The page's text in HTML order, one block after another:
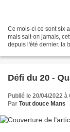
Ce mois-ci ce sont six
mais sait-on jamais,
depuis l'été dernier. la
Défi du 20 -
Publié le 20/04/2022 à
Par Tout douce Mans